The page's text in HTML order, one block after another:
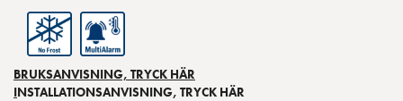
BRUKSANVISNING, TRYCK HÄR
INSTALLATIONSANVISNING, TRYCK HÄR